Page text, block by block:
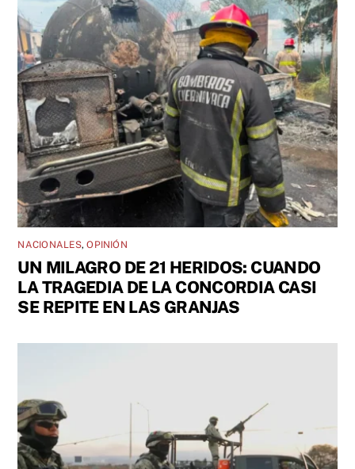
NACIONALES,OPINIÓN
UN MILAGRO DE 21 HERIDOS: CUANDO
LA TRAGEDIA DE LA CONCORDIA CASI
SE REPITE EN LAS GRANJAS